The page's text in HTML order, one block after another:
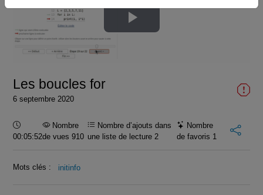
Lire
Les boucles for
6 septembre 2020
Durée :
00:05:52
Nombre
de vues 910
Nombre d’ajouts dans
une liste de lecture 2
Nombre
de favoris 1
Mots clés : initinfo